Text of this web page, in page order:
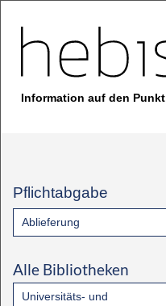
Information auf den Punkt
Pflichtabgabe
Ablieferung
Alle Bibliotheken
Universitäts- und